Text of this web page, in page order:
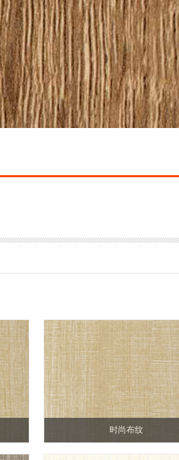
时尚布纹